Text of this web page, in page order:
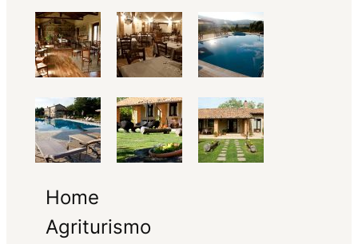
Home
Agriturismo